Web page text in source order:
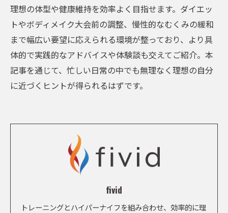
理想の体型や健康維持を効率よく目指せます。ダイエッ
トやボディメイク大会前の調整、慢性的なむくみの緩和
まで幅広い要望に応えられる環境が整っており、より具
体的で実践的なアドバイスや体験談も交えてご紹介。本
記事を通じて、忙しい日常の中でも無理なく理想の自分
に近づくヒントが得られるはずです。
fivid
トレーニングとハイパーナイフを組み合わせ、効率的に理